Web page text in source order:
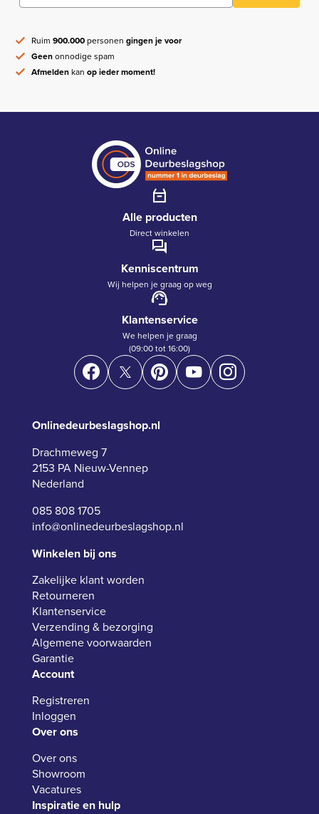
Ruim900.000personengingen je voor
Geenonnodige spam
Afmeldenkanop ieder moment!
Alle producten
Direct winkelen
Kenniscentrum
Wij helpen je graag op weg
Klantenservice
We helpen je graag
(09:00 tot 16:00)
Onlinedeurbeslagshop.nl
Drachmeweg 7
2153 PA Nieuw-Vennep
Nederland
085 808 1705
info@onlinedeurbeslagshop.nl
Winkelen bij ons
Zakelijke klant worden
Retourneren
Klantenservice
Verzending & bezorging
Algemene voorwaarden
Garantie
Account
Registreren
Inloggen
Over ons
Over ons
Showroom
Vacatures
Inspiratie en hulp